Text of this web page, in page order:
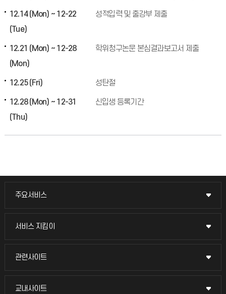
12.14 (Mon) ~ 12-22
(Tue)
성적입력 및 출강부 제출
12.21 (Mon) ~ 12-28
(Mon)
학위청구논문 본심결과보고서 제출
12.25 (Fri) 성탄절
12.28 (Mon) ~ 12-31
(Thu)
신입생 등록기간
주요서비스
주요서비스
교무회의방송
서비스 지킴이
서비스 지킴이
묻고 답하기
관련사이트
관련사이트
국방헬프콜
교내사이트
교내사이트